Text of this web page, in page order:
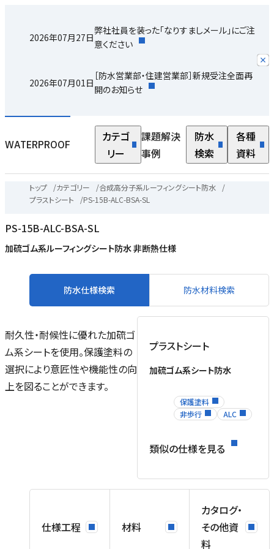
2026年07月27日
弊社社員を装った「なりすましメール」にご注
意ください
2026年07月01日
［防水営業部・住建営業部］新規受注全面再
開のお知らせ
WATERPROOF
カテゴ
リー
課題解決
事例
防水
検索
各種
資料
トップ /カテゴリー /合成高分子系ルーフィングシート防水
/
プラストシート
/PS-15B-ALC-BSA-SL
PS-15B-ALC-BSA-SL
加硫ゴム系ルーフィングシート防水 非断熱仕様
防水仕様検索 防水材料検索
耐久性・耐候性に優れた加硫ゴ
ム系シートを使用。保護塗料の
選択により意匠性や機能性の向
上を図ることができます。
プラストシート
加硫ゴム系シート防水
保護塗料
非歩行
ALC
類似の仕様を見る
仕様工程 材料
カタログ・
その他資
料